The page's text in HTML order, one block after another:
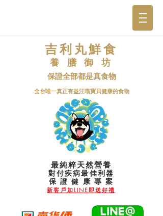
吉利丸鮮食
養 膳 御 坊
保證全部都是真食物
​全台唯一真正有益汪喵寶貝健康的食物
最純粹天然營養
對付疾病最佳利器
​保 證 健 康 專 案
新客戶加LINE即送好禮